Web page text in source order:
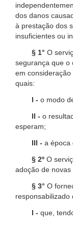
dos danos
à prestação dos
insuficientes ou
§ 1° O
segurança que o
em
quais:
I - o modo
II - o
esperam;
III - a época
§ 2º O
adoção de novas
§ 3° O
responsabilizado
I - que,